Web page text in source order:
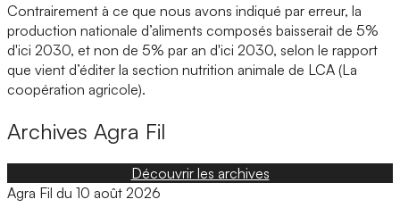
Contrairement à ce que nous avons indiqué par erreur, la
production nationale d’aliments composés baisserait de 5%
d'ici 2030, et non de 5% par an d'ici 2030, selon le rapport
que vient d’éditer la section nutrition animale de LCA (La
coopération agricole).
Archives Agra Fil
Découvrir les archives
Agra Fil du 10 août 2026